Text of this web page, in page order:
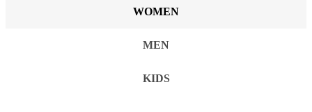
WOMEN
MEN
KIDS